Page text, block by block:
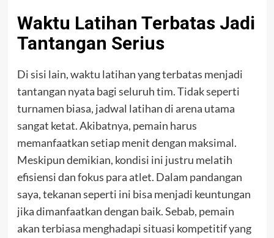
Waktu Latihan Terbatas Jadi
Tantangan Serius
Di sisi lain, waktu latihan yang terbatas menjadi
tantangan nyata bagi seluruh tim. Tidak seperti
turnamen biasa, jadwal latihan di arena utama
sangat ketat. Akibatnya, pemain harus
memanfaatkan setiap menit dengan maksimal.
Meskipun demikian, kondisi ini justru melatih
efisiensi dan fokus para atlet. Dalam pandangan
saya, tekanan seperti ini bisa menjadi keuntungan
jika dimanfaatkan dengan baik. Sebab, pemain
akan terbiasa menghadapi situasi kompetitif yang